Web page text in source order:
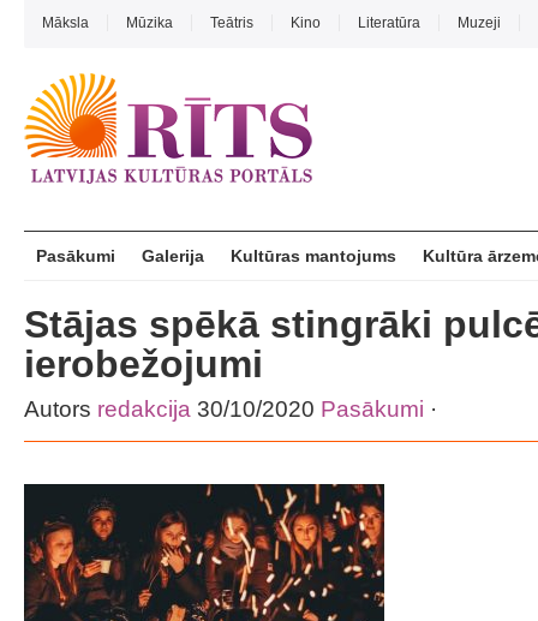
Māksla Mūzika Teātris Kino Literatūra Muzeji
Pasākumi Galerija Kultūras mantojums Kultūra
Stājas spēkā stingrāki
ierobežojumi
Autors redakcija 30/10/2020 Pasākumi ·